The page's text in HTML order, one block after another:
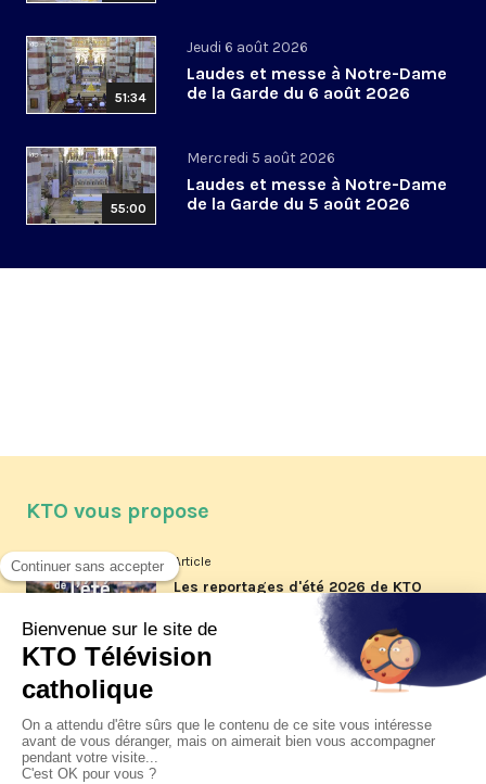
51:34
Jeudi 6 août 2026
Laudes et messe à Notre-Dame
de la Garde du 6 août 2026
55:00
Mercredi 5 août 2026
Laudes et messe à Notre-Dame
de la Garde du 5 août 2026
KTO vous propose
Article
Les reportages d'été 2026 de KTO
Article
La visite pastorale du pape Léon
jeudi 6 août